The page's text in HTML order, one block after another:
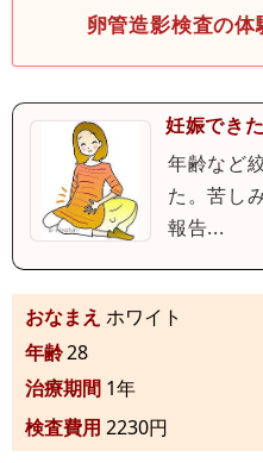
卵管造影検査の
妊娠でき
年齢など
た。苦し
報告...
おなまえ ホワイト
年齢28
治療期間 1年
検査費用 2230円